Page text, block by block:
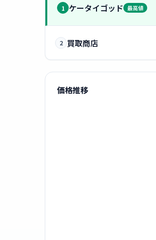
1 ケータイゴッド 最高値
2 買取商店
価格推移